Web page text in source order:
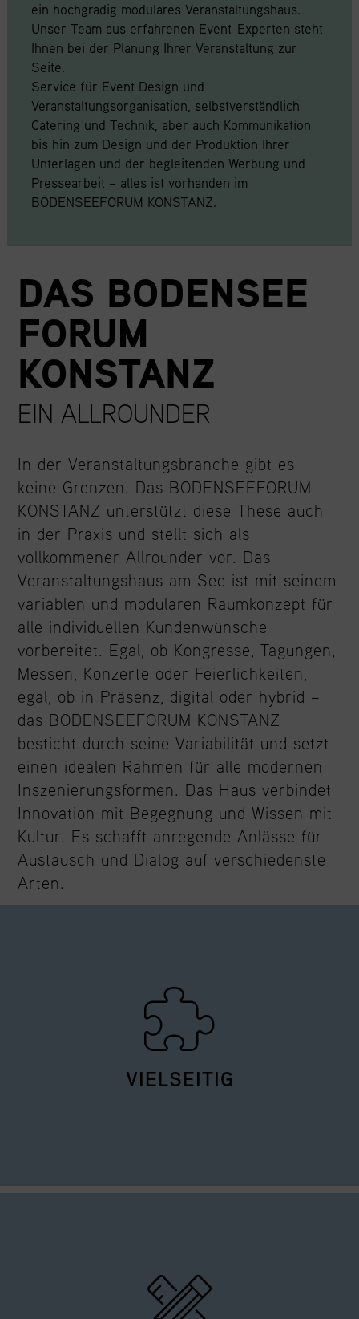
ein hochgradig modulares Veranstaltungshaus.
Unser Team aus erfahrenen Event-Experten steht
Ihnen bei der Planung Ihrer Veranstaltung zur
Seite.
Service für Event Design und
Veranstaltungsorganisation, selbstverständlich
Catering und Technik, aber auch Kommunikation
bis hin zum Design und der Produktion Ihrer
Unterlagen und der begleitenden Werbung und
Pressearbeit – alles ist vorhanden im
BODENSEEFORUM KONSTANZ.
DAS BODENSEE
FORUM
KONSTANZ
EIN ALLROUNDER
In der Veranstaltungsbranche gibt es
keine Grenzen. Das BODENSEEFORUM
KONSTANZ unterstützt diese These auch
in der Praxis und stellt sich als
vollkommener Allrounder vor. Das
Veranstaltungshaus am See ist mit seinem
variablen und modularen Raumkonzept für
alle individuellen Kundenwünsche
vorbereitet. Egal, ob Kongresse, Tagungen,
Messen, Konzerte oder Feierlichkeiten,
egal, ob in Präsenz, digital oder hybrid –
das BODENSEEFORUM KONSTANZ
besticht durch seine Variabilität und setzt
einen idealen Rahmen für alle modernen
Inszenierungsformen. Das Haus verbindet
Innovation mit Begegnung und Wissen mit
Kultur. Es schafft anregende Anlässe für
Austausch und Dialog auf verschiedenste
Arten.
VIELSEITIG
Durch modulare Raumaufteilung ideal für Tagungen,
Kongresse, Firmenevents, Präsentationen, Messen und